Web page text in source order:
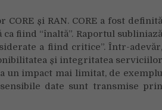
și RAN. CORE a fost definită
fiind “înaltă”. Raportul subliniază
a fiind critice”. Într-adevăr,
și integritatea serviciilor
un impact mai limitat, de exemplu
date sunt transmise prin